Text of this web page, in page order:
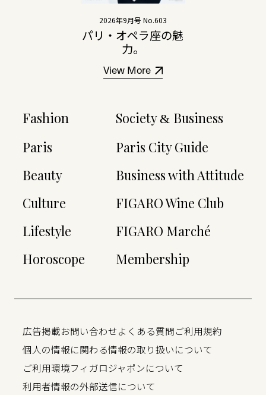
2026年9月号 No.603
パリ・オペラ座の魅
力。
View More
Fashion
Paris
Beauty
Culture
Lifestyle
Horoscope
Society& Business
Paris City Guide
Business with Attitude
FIGARO Wine Club
FIGARO Marché
Membership
広告掲載お問い合わせよくある質問ご利用規約
個人の情報に関わる情報の取り扱いについて
ご利用環境フィガロジャポンについて
利用者情報の外部送信について